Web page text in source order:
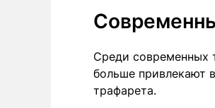
Среди современных
больше привлекают
трафарета.